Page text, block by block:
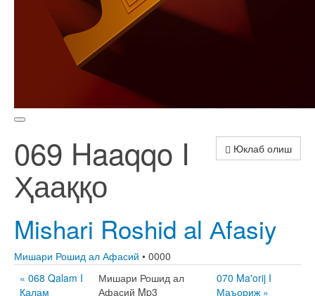
Юклаб олиш
069 Haaqqo I
Ҳааққо
Mishari Roshid al Аfasiy
Мишари Рошид ал Афасий • 0000
« 068 Qalam I
Қалам
Мишари Рошид ал
Афасий Mp3
070 Ma'orij I
Маъориж »